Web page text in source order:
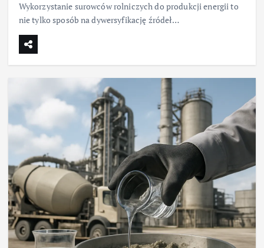
Wykorzystanie surowców rolniczych do produkcji energii to
nie tylko sposób na dywersyfikację źródeł…